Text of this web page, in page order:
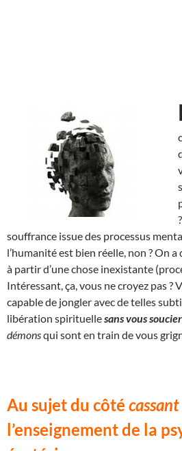
souffrance issue des processus
l’humanité est bien réelle, non ? On
à partir d’une chose inexistante
Intéressant, ça, vous ne croyez pas ?
capable de jongler avec de telles
libération spirituellesans vous soucier
démonsqui sont en train de vous
Au sujet du côté cassant
l’enseignement de la